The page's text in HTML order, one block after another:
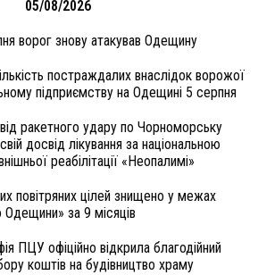
05/08/2026
ворог знову атакував Одещину
постраждалих внаслідок ворожої
підприємству на Одещині 5 серпня
ракетного удару по Чорноморську
досвід лікування за національною
реабілітації «Неопалимі»
повітряних цілей знищено у межах
за 9 місяців
ПЦУ офіційно відкрила благодійний
коштів на будівництво храму